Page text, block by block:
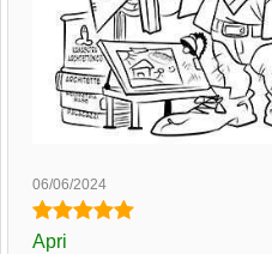
06/06/2024
Apri